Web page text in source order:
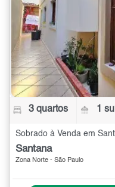
3 quartos 1
Sobrado à Venda em
Santana
Zona Norte - São Paulo